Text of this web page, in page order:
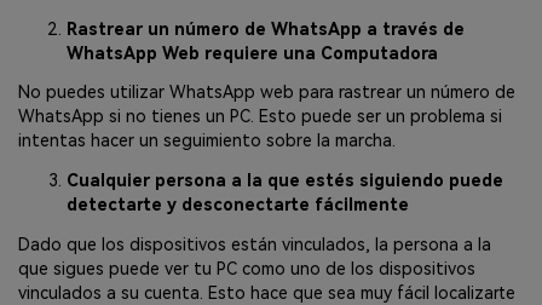
Rastrear un número de WhatsApp a través de
WhatsApp Web requiere una Computadora
No puedes utilizar WhatsApp web para rastrear un número de
WhatsApp si no tienes un PC. Esto puede ser un problema si
intentas hacer un seguimiento sobre la marcha.
Cualquier persona a la que estés siguiendo puede
detectarte y desconectarte fácilmente
Dado que los dispositivos están vinculados, la persona a la
que sigues puede ver tu PC como uno de los dispositivos
vinculados a su cuenta. Esto hace que sea muy fácil localizarte